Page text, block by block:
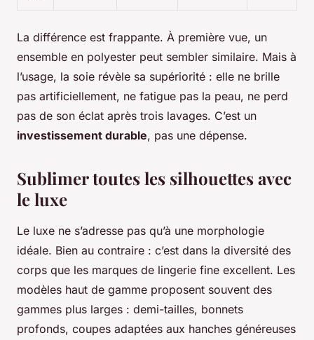
La différence est frappante. À première vue, un
ensemble en polyester peut sembler similaire. Mais à
l’usage, la soie révèle sa supériorité : elle ne brille
pas artificiellement, ne fatigue pas la peau, ne perd
pas de son éclat après trois lavages. C’est un
investissement durable, pas une dépense.
Sublimer toutes les silhouettes avec
le luxe
Le luxe ne s’adresse pas qu’à une morphologie
idéale. Bien au contraire : c’est dans la diversité des
corps que les marques de lingerie fine excellent. Les
modèles haut de gamme proposent souvent des
gammes plus larges : demi-tailles, bonnets
profonds, coupes adaptées aux hanches généreuses